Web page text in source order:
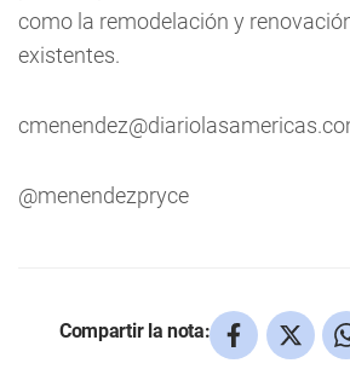
como la remodelación y
existentes.
@menendezpryce
Compartir la nota: